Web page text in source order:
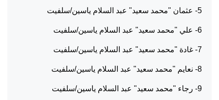
5- عثمان "محمد سعيد" عبد السلام ياسين/سلفيت
6- علي "محمد سعيد" عبد السلام ياسين/سلفيت
7- غادة "محمد سعيد" عبد السلام ياسين/سلفيت
8- نعايم "محمد سعيد" عبد السلام ياسين/سلفيت
9- رجاء "محمد سعيد" عبد السلام ياسين/سلفيت